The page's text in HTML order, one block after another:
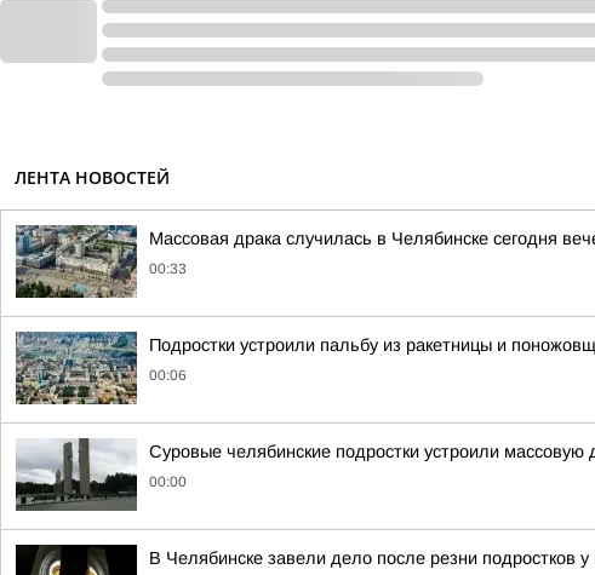
ЛЕНТА НОВОСТЕЙ
Массовая драка случилась в Челябинске сегодня
00:33
Подростки устроили пальбу из ракетницы и
00:06
Суровые челябинские подростки устроили
00:00
В Челябинске завели дело после резни подростков у